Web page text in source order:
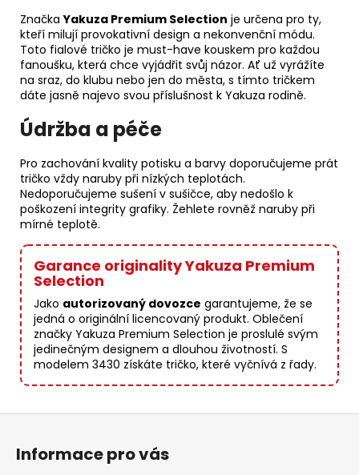
ZnačkaYakuza Premium Selection je určena pro ty,
kteří milují provokativní design a nekonvenční módu.
Toto fialové tričko je must-have kouskem pro každou
fanoušku, která chce vyjádřit svůj názor. Ať už vyrážíte
na sraz, do klubu nebo jen do města, s tímto tričkem
dáte jasně najevo svou příslušnost k Yakuza rodině.
Údržba a péče
Pro zachování kvality potisku a barvy doporučujeme prát
tričko vždy naruby při nízkých teplotách.
Nedoporučujeme sušení v sušičce, aby nedošlo k
poškození integrity grafiky. Žehlete rovněž naruby při
mírné teplotě.
Garance originality Yakuza Premium
Selection
Jako autorizovaný dovozce garantujeme, že se
jedná o originální licencovaný produkt. Oblečení
značky Yakuza Premium Selection je proslulé svým
jedinečným designem a dlouhou životností. S
modelem 3430 získáte tričko, které vyčnívá z řady.
Informace pro vás